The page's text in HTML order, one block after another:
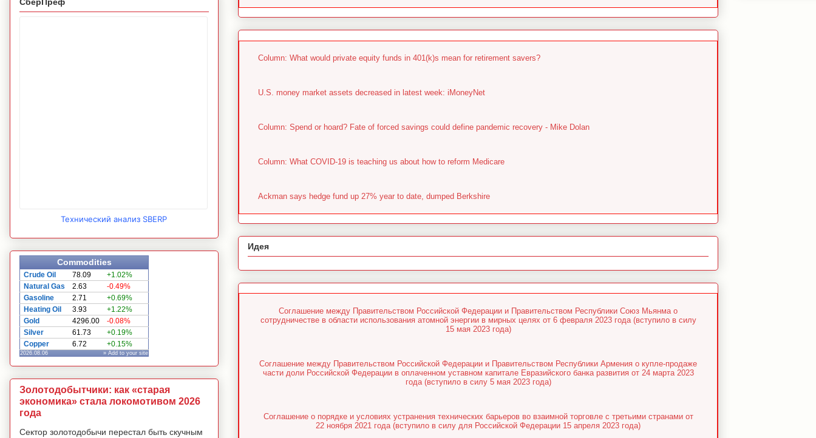
Column: What would private equity funds in 401(k)s mean for retirement savers?
U.S. money market assets decreased in latest week: iMoneyNet
Column: Spend or hoard? Fate of forced savings could define pandemic recovery - Mike Dolan
Column: What COVID-19 is teaching us about how to reform Medicare
Ackman says hedge fund up 27% year to date, dumped Berkshire
Идея
Соглашение между Правительством Российской Федерации и Правительством Республики Союз Мьянма о
сотрудничестве в области использования атомной энергии в мирных целях от 6 февраля 2023 года (вступило в силу
15 мая 2023 года)
Соглашение между Правительством Российской Федерации и Правительством Республики Армения о купле-продаже
части доли Российской Федерации в оплаченном уставном капитале Евразийского банка развития от 24 марта 2023
года (вступило в силу 5 мая 2023 года)
Соглашение о порядке и условиях устранения технических барьеров во взаимной торговле с третьими странами от
22 ноября 2021 года (вступило в силу для Российской Федерации 15 апреля 2023 года)
Технический анализ SBERP
Commodities
Crude Oil 78.09
+1.02%
Natural Gas
2.63
-0.49%
Gasoline
2.71
+0.69%
Heating Oil
3.93
+1.22%
Gold
4296.00
-0.08%
Silver
61.73
+0.19%
Copper
6.72 +0.15%
2026.08.06 » Add to your site
Золотодобытчики: как «старая
экономика» стала локомотивом 2026
года
Сектор золотодобычи перестал быть скучным